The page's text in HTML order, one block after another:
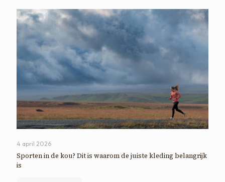
4 april 2026
Sporten in de kou? Dit is waarom de juiste kleding belangrijk
is